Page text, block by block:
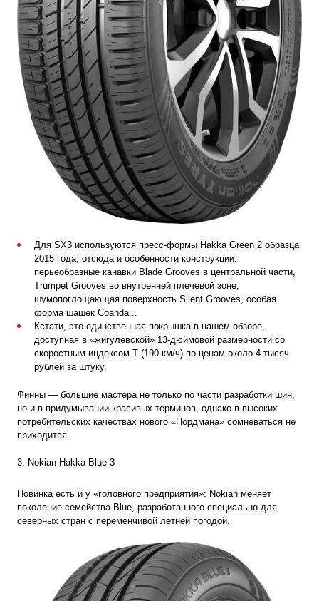
Для SX3 используются пресс-формы Hakka Green 2 образца
2015 года, отсюда и особенности конструкции:
перьеобразные канавки Blade Grooves в центральной части,
Trumpet Grooves во внутренней плечевой зоне,
шумопоглощающая поверхность Silent Grooves, особая
форма шашек Coanda...
Кстати, это единственная покрышка в нашем обзоре,
доступная в «жигулевской» 13-дюймовой размерности со
скоростным индексом Т (190 км/ч) по ценам около 4 тысяч
рублей за штуку.
Финны — большие мастера не только по части разработки шин,
но и в придумывании красивых терминов, однако в высоких
потребительских качествах нового «Нордмана» сомневаться не
приходится.
3. Nokian Hakka Blue 3
Новинка есть и у «головного предприятия»: Nokian меняет
поколение семейства Blue, разработанного специально для
северных стран с переменчивой летней погодой.